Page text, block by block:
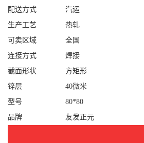
配送方式
汽运
生产工艺
热轧
可卖区域
全国
连接方式
焊接
截面形状
方矩形
锌层
40微米
型号
80*80
品牌
友发正元